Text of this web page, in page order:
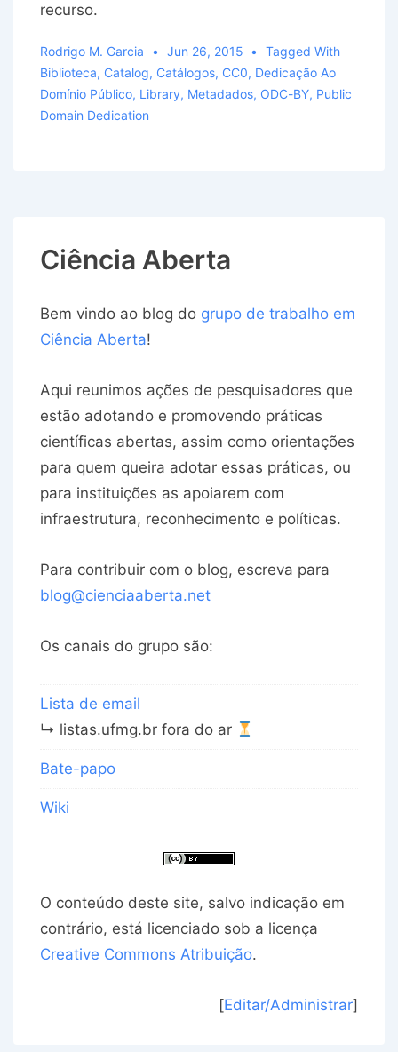
recurso.
Rodrigo M. Garcia Jun 26, 2015
Tagged With
Biblioteca, Catalog, Catálogos, CC0, Dedicação Ao
Domínio Público, Library, Metadados, ODC-BY, Public
Domain Dedication
Ciência Aberta
Bem vindo ao blog do grupo de trabalho em
Ciência Aberta!
Aqui reunimos ações de pesquisadores que
estão adotando e promovendo práticas
científicas abertas, assim como orientações
para quem queira adotar essas práticas, ou
para instituições as apoiarem com
infraestrutura, reconhecimento e políticas.
Para contribuir com o blog, escreva para
blog@cienciaaberta.net
Os canais do grupo são:
Lista de email
↳ listas.ufmg.br fora do ar
Bate-papo
Wiki
O conteúdo deste site, salvo indicação em
contrário, está licenciado sob a licença
Creative Commons Atribuição.
[Editar/Administrar]